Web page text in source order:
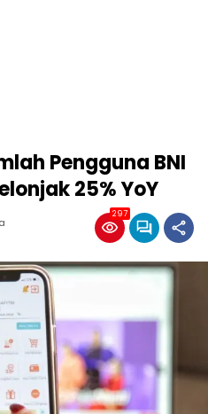
Pengguna BNI
25% YoY
297